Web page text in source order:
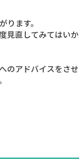
ます。
見直してみてはいか
のアドバイスをさせ